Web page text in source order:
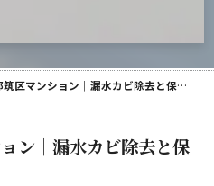
マンション｜漏水カビ除去と保険適用の全記録
ン｜漏水カビ除去と保